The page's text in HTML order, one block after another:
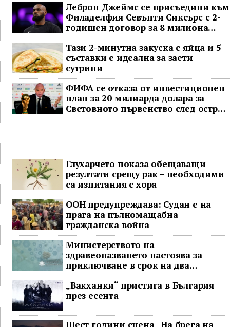
Леброн Джеймс се присъедини към
Филаделфия Севънти Сиксърс с 2-
годишен договор за 8 милиона
долара
Тази 2-минутна закуска с яйца и 5
съставки е идеална за заети
сутрини
ФИФА се отказа от инвестиционен
план за 20 милиарда долара за
Световното първенство след остра
Глухарчето показа обещаващи
резултати срещу рак – необходими
са изпитания с хора
ООН предупреждава: Судан е на
прага на пълномащабна
гражданска война
Министерството на
здравеопазването настоява за
приключване в срок на два
ключови строителни проекта
„Вакханки“ пристига в България
през есента
Шест години сцена „На брега на